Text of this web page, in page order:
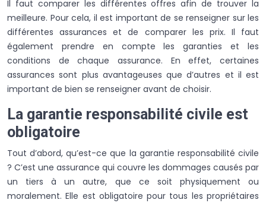
Il faut comparer les différentes offres afin de trouver la
meilleure. Pour cela, il est important de se renseigner sur les
différentes assurances et de comparer les prix. Il faut
également prendre en compte les garanties et les
conditions de chaque assurance. En effet, certaines
assurances sont plus avantageuses que d’autres et il est
important de bien se renseigner avant de choisir.
La garantie responsabilité civile est
obligatoire
Tout d’abord, qu’est-ce que la garantie responsabilité civile
? C’est une assurance qui couvre les dommages causés par
un tiers à un autre, que ce soit physiquement ou
moralement. Elle est obligatoire pour tous les propriétaires